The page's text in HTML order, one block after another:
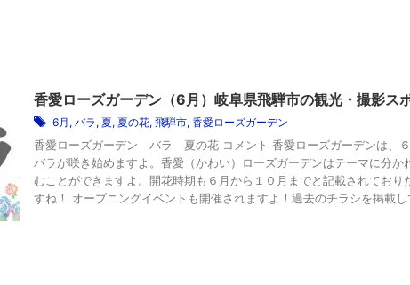
香愛ローズガーデン（6月）岐阜県飛騨市の観光・撮影ス
6月 , バラ , 夏, 夏の花, 飛騨市, 香愛ローズガーデン
香愛ローズガーデン バラ 夏の花 コメント 香愛ローズガーデンは、
バラが咲き始めますよ。香愛（かわい）ローズガーデンはテーマに分
むことができますよ。開花時期も６月から１０月までと記載されており
すね！ オープニングイベントも開催されますよ！過去のチラシを掲載